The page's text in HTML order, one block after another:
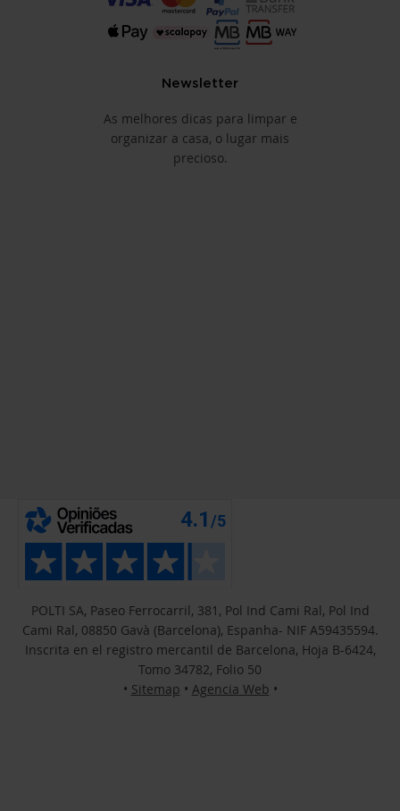
Newsletter
As melhores dicas para limpar e
organizar a casa, o lugar mais
precioso.
POLTI SA, Paseo Ferrocarril, 381, Pol Ind Cami Ral, Pol Ind
Cami Ral, 08850 Gavà (Barcelona), Espanha- NIF A59435594.
Inscrita en el registro mercantil de Barcelona, Hoja B-6424,
Tomo 34782, Folio 50
• Sitemap • Agencia Web •